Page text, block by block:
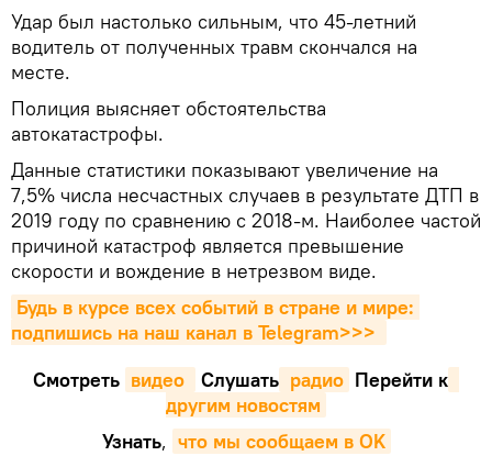
Удар был настолько сильным, что 45-летний
водитель от полученных травм скончался на
месте.
Полиция выясняет обстоятельства
автокатастрофы.
Данные статистики показывают увеличение на
7,5% числа несчастных случаев в результате ДТП в
2019 году по сравнению с 2018-м. Наиболее частой
причиной катастроф является превышение
скорости и вождение в нетрезвом виде.
Будь в курсе всех событий в стране и мире:
подпишись на наш канал в Telegram>>>
Смотреть видео Cлушать радио Перейти к
другим новостям
Узнать, что мы сообщаем в OK